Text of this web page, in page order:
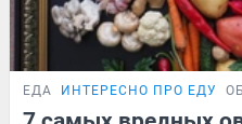
ЕДА ИНТЕРЕСНО ПРО ЕДУ